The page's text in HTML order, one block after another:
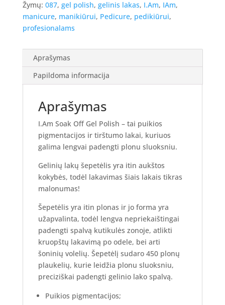
#087
-
Hot
7ml.
Žymų: 087, gel polish, gelinis lakas, I.Am, IAm,
manicure, manikiūrui, Pedicure, pedikiūrui,
profesionalams
Aprašymas
Papildoma informacija
Aprašymas
I.Am Soak Off Gel Polish – tai puikios
pigmentacijos ir tirštumo lakai, kuriuos
galima lengvai padengti plonu sluoksniu.
Gelinių lakų šepetėlis yra itin aukštos
kokybės, todėl lakavimas šiais lakais tikras
malonumas!
Šepetėlis yra itin plonas ir jo forma yra
užapvalinta, todėl lengva nepriekaištingai
padengti spalvą kutikulės zonoje, atlikti
kruopštų lakavimą po odele, bei arti
šoninių volelių. Šepetėlį sudaro 450 plonų
plaukelių, kurie leidžia plonu sluoksniu,
preciziškai padengti gelinio lako spalvą.
Puikios pigmentacijos;